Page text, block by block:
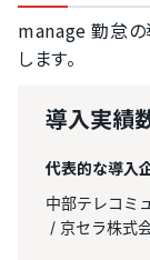
manage 勤怠の
します。
導入実績
代表的な導入
中部テレコミ
京セラ株式